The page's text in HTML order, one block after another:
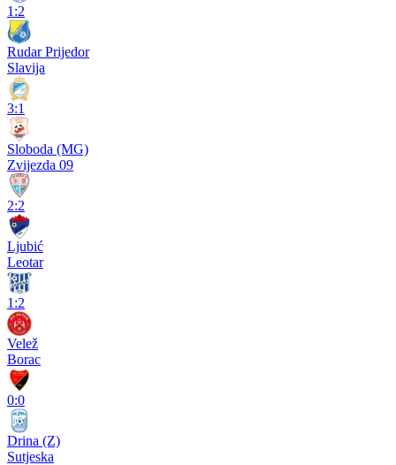
1:2
Rudar Prijedor
Slavija
3:1
Sloboda (MG)
Zvijezda 09
2:2
Ljubić
Leotar
1:2
Velež
Borac
0:0
Drina (Z)
Sutjeska